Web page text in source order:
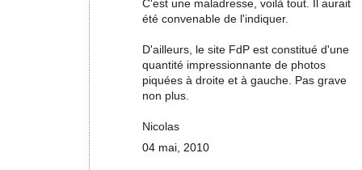
C'est une maladresse, voilà tout. Il aurait
été convenable de l'indiquer.
D'ailleurs, le site FdP est constitué d'une
quantité impressionnante de photos
piquées à droite et à gauche. Pas grave
non plus.
Nicolas
04 mai, 2010